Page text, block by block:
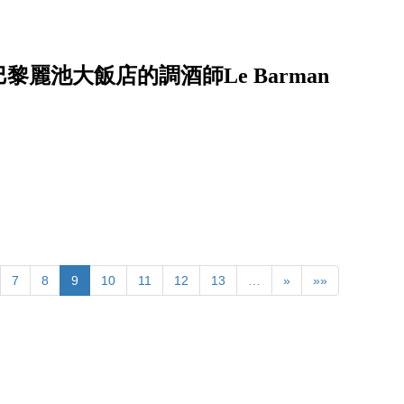
麗池大飯店的調酒師Le Barman
7 8 9 10 11 12 13 … » »»